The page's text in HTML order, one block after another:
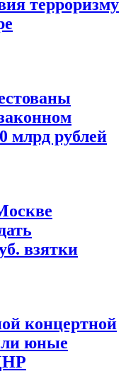
терроризму
млрд рублей
взятки
концертной
юные